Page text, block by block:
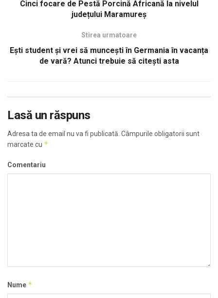
Cinci focare de Pestă Porcină Africană la nivelul
județului Maramureș
Stirea urmatoare
Ești student și vrei să muncești în Germania în vacanța
de vară? Atunci trebuie să citești asta
Lasă un răspuns
Adresa ta de email nu va fi publicată. Câmpurile obligatorii sunt
marcate cu *
Comentariu
Nume *